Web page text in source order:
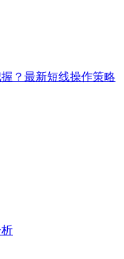
？最新短线操作策略